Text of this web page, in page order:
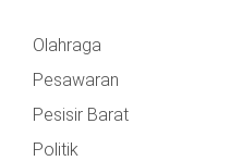
Olahraga
Pesawaran
Pesisir Barat
Politik